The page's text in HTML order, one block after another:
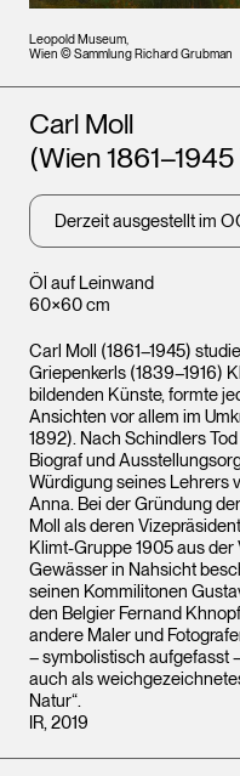
Leopold Museum,
Wien © Sammlung Richard Grubman
Öl auf Leinwand
60×60 cm
Künstler*innen
Carl Moll
(Wien
Derzeit ausgestellt im
Carl Moll (1861–1945)
Griepenkerls (1839–1916)
bildenden Künste, formte
Ansichten vor allem im
1892). Nach Schindlers
Biograf und
Würdigung seines Lehrers
Anna. Bei der Gründung
Moll als deren
Klimt-Gruppe 1905 aus der
Gewässer in Nahsicht
seinen Kommilitonen
den Belgier Fernand
andere Maler und
– symbolistisch aufgefasst
auch als
Natur“.
IR, 2019